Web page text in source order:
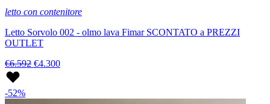
letto con contenitore
Letto Sorvolo 002 - olmo lava Fimar SCONTATO a PREZZI
OUTLET
€6.592 €4.300
-52%